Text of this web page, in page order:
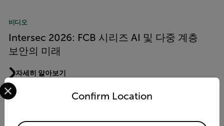
비디오
Intersec 2026: FCB 시리즈 AI 및 다중 계층
보안의 미래
자세히 알아보기
Confirm Location
Select your preferred country and language from the